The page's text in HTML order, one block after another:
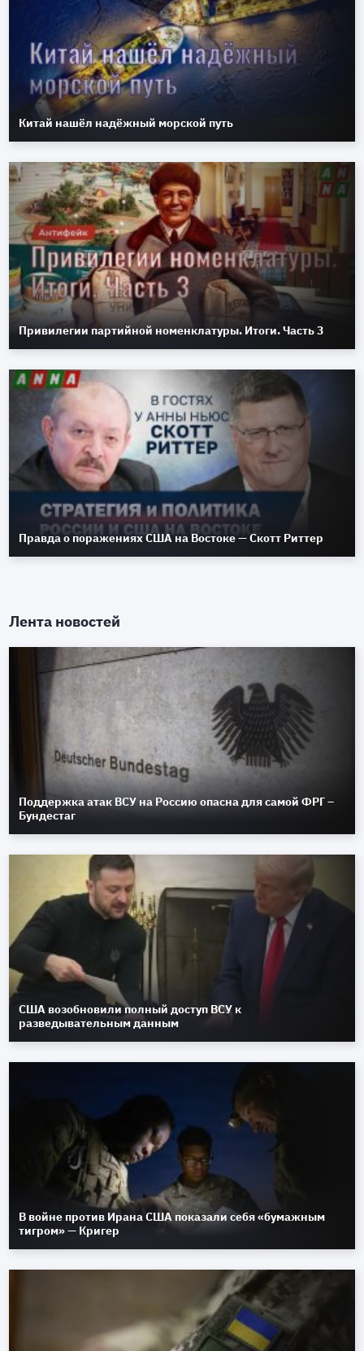
Китай нашёл надёжный морской путь
Привилегии партийной номенклатуры. Итоги. Часть 3
Правда о поражениях США на Востоке — Скотт Риттер
Лента новостей
Поддержка атак ВСУ на Россию опасна для самой ФРГ –
Бундестаг
США возобновили полный доступ ВСУ к
разведывательным данным
В войне против Ирана США показали себя «бумажным
тигром» — Кригер